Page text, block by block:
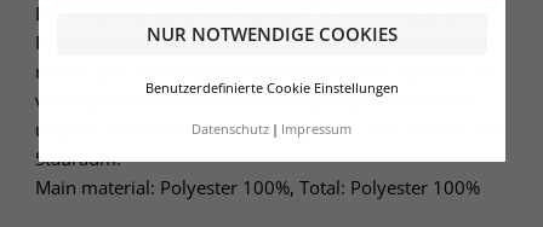
NUR NOTWENDIGE COOKIES
Benutzerdefinierte Cookie Einstellungen
Datenschutz Impressum
Die hmlCORE 2.0 SPORTS BAG W.SC besteht aus einem
Polyestergewebe, was sie strapazierfähig und praktisch
macht. Der verstellbare Schultergurt dieser Sporttasche
von hummel bietet individuell anpassbaren Komfort
und im unteren Fach findest du praktischen zusätzlichen
Stauraum.
Main material: Polyester 100%, Total: Polyester 100%